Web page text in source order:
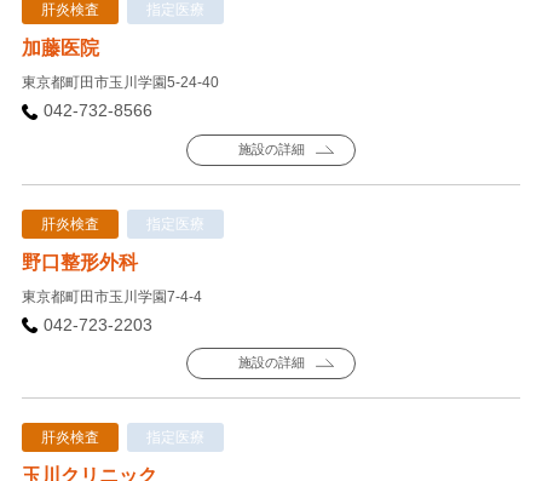
肝炎検査 指定医療
加藤医院
東京都町田市玉川学園5-24-40
042-732-8566
施設の詳細
肝炎検査 指定医療
野口整形外科
東京都町田市玉川学園7-4-4
042-723-2203
施設の詳細
肝炎検査 指定医療
玉川クリニック